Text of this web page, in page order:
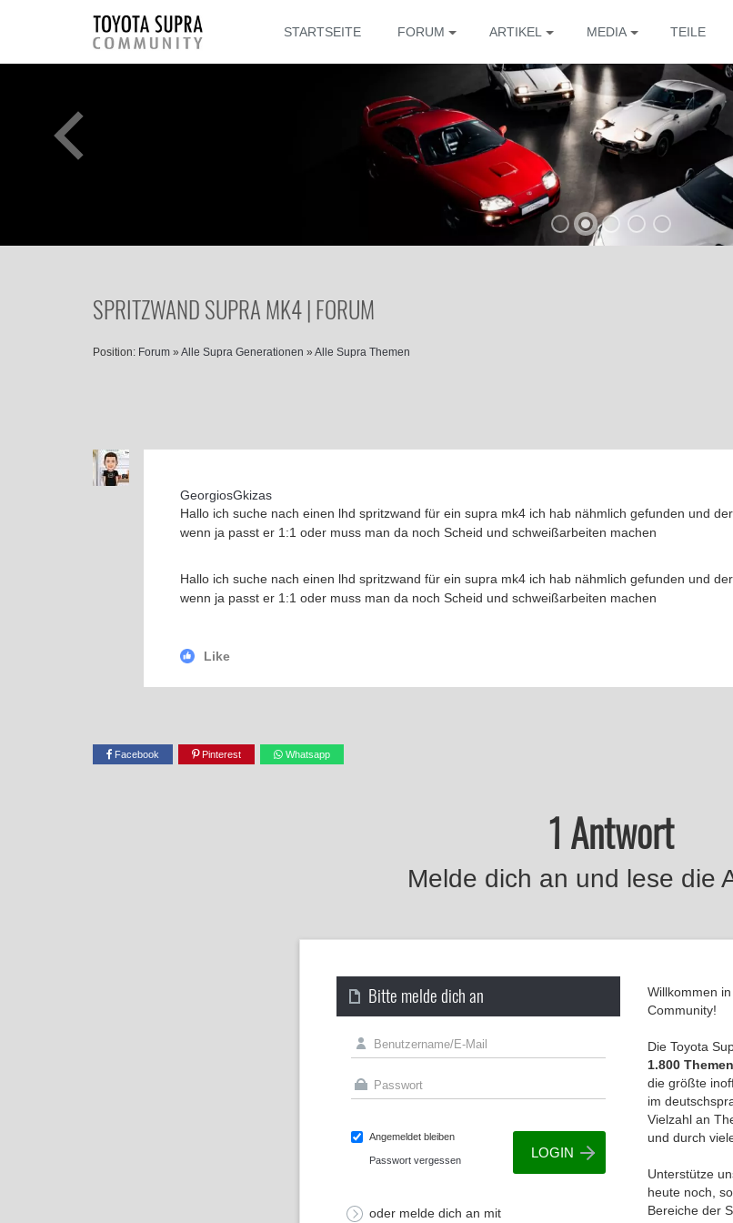
STARTSEITE FORUM ARTIKEL MEDIA TEILE
SPRITZWAND SUPRA MK4 | FORUM
Position: Forum » Alle Supra Generationen » Alle Supra Themen
GeorgiosGkizas
Hallo ich suche nach einen lhd spritzwand für ein supra mk4 ich hab nähmlich gefunden und
wenn ja passt er 1:1 oder muss man da noch Scheid und schweißarbeiten machen
Hallo ich suche nach einen lhd spritzwand für ein supra mk4 ich hab nähmlich gefunden und
wenn ja passt er 1:1 oder muss man da noch Scheid und schweißarbeiten machen
Like
Facebook Pinterest Whatsapp
1 Antwort
Melde dich an und lese die
Bitte melde dich an
Angemeldet bleiben
Passwort vergessen
oder melde dich an mit
Willkommen
Community!
Die Toyota
1.800
die größte
im
Vielzahl an
und durch
Unterstütze
heute noch,
Bereiche der